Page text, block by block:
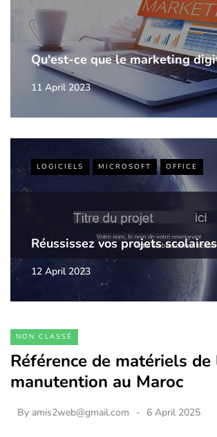
Qu'est-ce que le marketing
11 April 2023
LOGICIELS MICROSOFT OFFICE
Réussissez vos projets scolaires
12 April 2023
NON CLASSÉ
Référence de matériels
manutention au Maroc
By amis2web@gmail.com 6 April 2025